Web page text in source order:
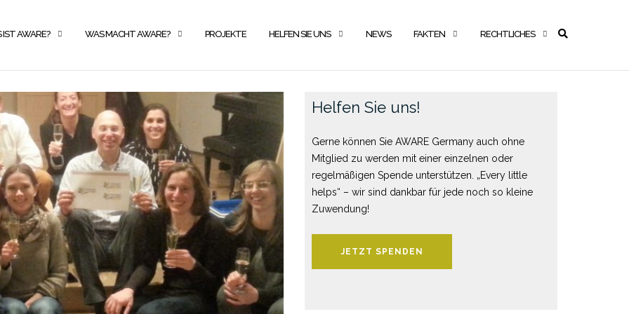
IST AWARE? WAS MACHT AWARE? PROJEKTE HELFEN SIE UNS NEWS FAKTEN RECHTLICHES
Helfen Sie uns!
Gerne können Sie AWARE Germany auch ohne
Mitglied zu werden mit einer einzelnen oder
regelmäßigen Spende unterstützen. „Every little
helps“ – wir sind dankbar für jede noch so kleine
Zuwendung!
JETZT SPENDEN